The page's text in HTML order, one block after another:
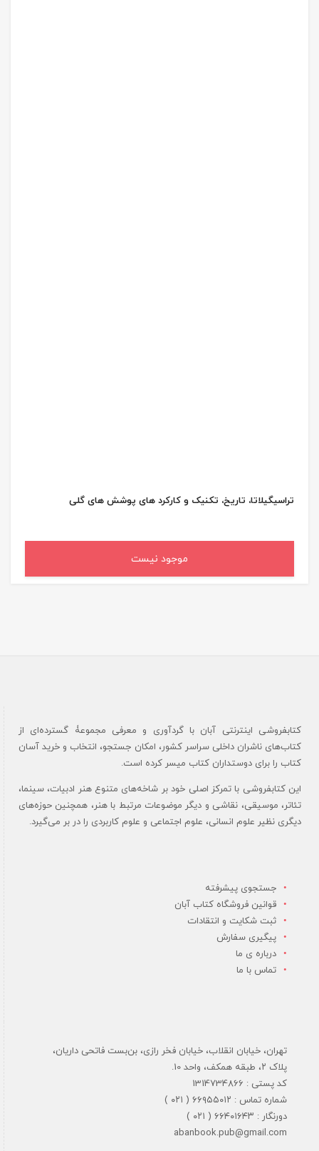
تراسیگیلاتا، تاریخ، تکنیک و کارکرد های پوشش های گلی
موجود نیست
کتابفروشی اینترنتی آبان با گردآوری و معرفی مجموعۀ گسترده‌ای از
کتاب‌های ناشران داخلی سراسر کشور، امکان جستجو، انتخاب و خرید آسان
کتاب را برای دوستداران کتاب میسر کرده است.
این کتابفروشی با تمرکز اصلی خود بر شاخه‌های متنوع هنر ادبیات، سینما،
تئاتر، موسیقی، نقاشی و دیگر موضوعات مرتبط با هنر، همچنین حوزه‌های
دیگری نظیر علوم انسانی، علوم اجتماعی و علوم کاربردی را در بر می‌گیرد.
جستجوی پیشرفته
قوانین فروشگاه کتاب آبان
ثبت شکایت و انتقادات
پیگیری سفارش
درباره ی ما
تماس با ما
تهران، خیابان انقلاب، خیابان فخر رازی، بن‌بست فاتحی داریان،
پلاک ۲، طبقه همکف، واحد 10.
کد پستی : 1314734866
شماره تماس : ۶۶۹۵۵۰۱۲ ( ۰۲۱ )
دورنگار : ۶۶۴۰۱۶۴۳ ( ۰۲۱ )
abanbook.pub@gmail.com